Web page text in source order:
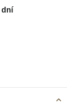
dní